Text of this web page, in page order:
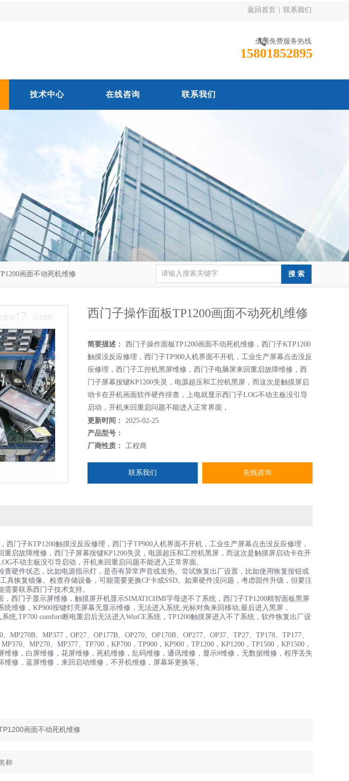
返回首页 联系我们
全国免费服务热线
15801852895
技术中心 在线咨询 联系我们
画面不动死机维修
西门子操作面板TP1200画面不动死机维修
简要描述：
西门子操作面板TP1200画面不动死机维修，西门子KTP1200
触摸没反应修理，西门子TP900人机界面不开机，工业生产屏幕点击没反
应修理，西门子工控机黑屏维修，西门子电脑屏来回重启故障维修，西
门子屏幕按键KP1200失灵，电源超压和工控机黑屏，而这次是触摸屏启
动卡在开机画面软件硬件排查，上电就显示西门子LOG不动主板没引导
启动，开机来回重启问题不能进入正常界面，
更新时间：
2025-02-25
产品型号：
厂商性质：
工程商
联系我们 在线咨询
，西门子KTP1200触摸没反应修理，西门子TP900人机界面不开机，工业生产屏幕点击没反应修理，
启故障维修，西门子屏幕按键KP1200失灵，电源超压和工控机黑屏，而这次是触摸屏启动卡在开
不动主板没引导启动，开机来回重启问题不能进入正常界面。
查硬件状态，比如电源指示灯，是否有异常声音或发热。尝试恢复出厂设置，比如使用恢复按钮或
具恢复镜像。检查存储设备，可能需要更换CF卡或SSD。如果硬件没问题，考虑固件升级，但要注
要联系西门子技术支持。
西门子显示屏维修，触摸屏开机显示SIMATICHMI字母进不了系统，西门子TP1200精智面板黑屏
维修，KP900按键灯亮屏幕无显示维修，无法进入系统,光标对角来回移动,最后进入黑屏，
统,TP700 comfort断电重启后无法进入WinCE系统，TP1200触摸屏进入不了系统，软件恢复出厂设
MP270B、MP377，OP27、OP177B、OP270、OP170B、OP277、OP37、TP27、TP178、TP177、
、MP270、MP377、TP700，KP700，TP900，KP900，TP1200，KP1200，TP1500，KP1500，
维修，白屏维修，花屏维修，死机维修，乱码维修，通讯维修，显示#维修，无数据维修，程序丢失
修，蓝屏维修，来回启动维修，不开机维修，屏幕坏更换等。